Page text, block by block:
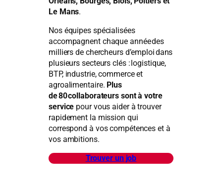
Le Mans.
Nos équipes spécialisées
accompagnent chaque année des
milliers de chercheurs d’emploi dans
plusieurs secteurs clés : logistique,
BTP, industrie, commerce et
agroalimentaire. Plus
de 80 collaborateurs sont à votre
service pour vous aider à trouver
rapidement la mission qui
correspond à vos compétences et à
vos ambitions.
Trouver un job